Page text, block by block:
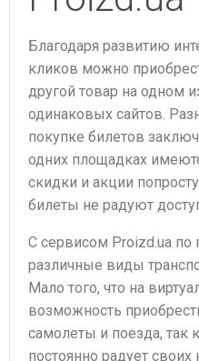
Благодаря развитию
кликов можно
другой товар на одном
одинаковых сайтов.
покупке билетов
одних площадках
скидки и акции
билеты не радуют
С сервисом Proizd.ua по
различные виды
Мало того, что на
возможность
самолеты и поезда, так
постоянно радует